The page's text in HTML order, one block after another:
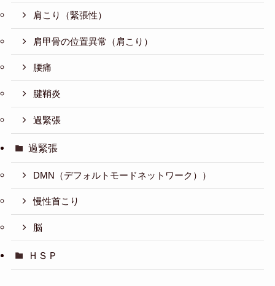
肩こり（緊張性）
肩甲骨の位置異常（肩こり）
腰痛
腱鞘炎
過緊張
過緊張
DMN（デフォルトモードネットワーク））
慢性首こり
脳
ＨＳＰ